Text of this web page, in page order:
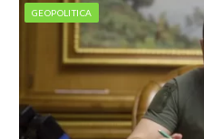
GEOPOLITICA